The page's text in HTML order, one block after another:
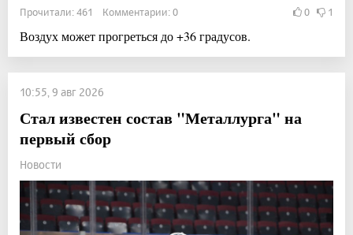
Прочитали: 461 Комментарии: 0 0 1
Воздух может прогреться до +36 градусов.
10:55, 9 авг 2026
Стал известен состав "Металлурга" на
первый сбор
Новости